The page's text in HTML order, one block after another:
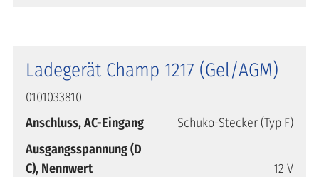
Ladegerät Champ 1217 (Gel/AGM)
0101033810
Anschluss, AC-Eingang
Schuko-Stecker (Typ F)
Ausgangsspannung (D
C), Nennwert
12 V